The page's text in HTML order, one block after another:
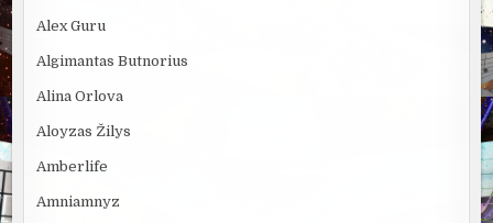
Alex Guru
Algimantas Butnorius
Alina Orlova
Aloyzas Žilys
Amberlife
Amniamnyz